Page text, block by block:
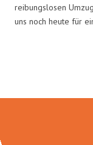
reibungslosen
uns noch heute für